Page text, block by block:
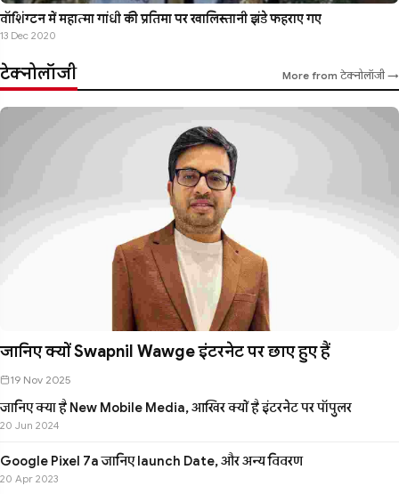
वॉशिंग्टन में महात्मा गांधी की प्रतिमा पर खालिस्तानी झंडे फहराए गए
13 Dec 2020
टेक्नोलॉजी More from टेक्नोलॉजी →
जानिए क्यों Swapnil Wawge इंटरनेट पर छाए हुए हैं
19 Nov 2025
जानिए क्या है New Mobile Media, आखिर क्यों है इंटरनेट पर पॉपुलर
20 Jun 2024
Google Pixel 7a जानिए launch Date, और अन्य विवरण
20 Apr 2023